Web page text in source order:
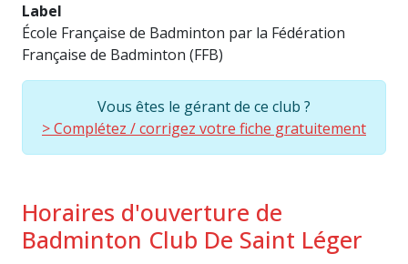
Label
École Française de Badminton par la Fédération
Française de Badminton (FFB)
Vous êtes le gérant de ce club ?
> Complétez / corrigez votre fiche gratuitement
Horaires d'ouverture de
Badminton Club De Saint Léger